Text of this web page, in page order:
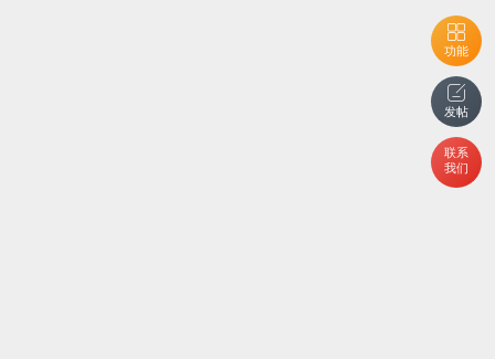
功能
发帖
联系
我们